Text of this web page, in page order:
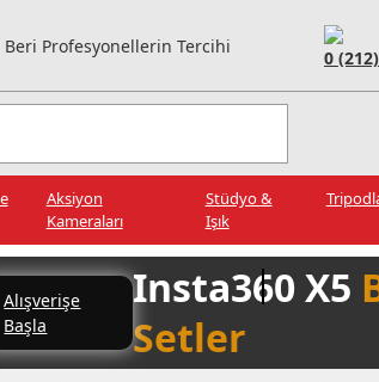
Beri Profesyonellerin Tercihi
0
Aksiyon
Kameraları
Stüdyo &
Işık
Alışverişe
Başla
Insta360 X5
Setler